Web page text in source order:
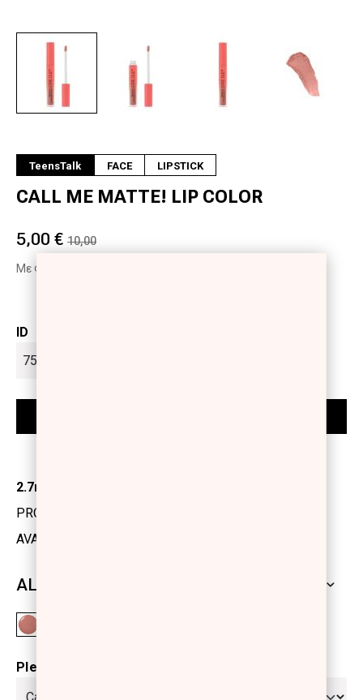
TeensTalk FACE LIPSTICK
CALL ME MATTE! LIP COLOR
5,00 € 10,00
Με Φ.Π.Α
ID
2.7ml
PRODUCT CODE: 1155201
AVAILABILITY: OUT OF STOCK
ALL SHADES
Please select